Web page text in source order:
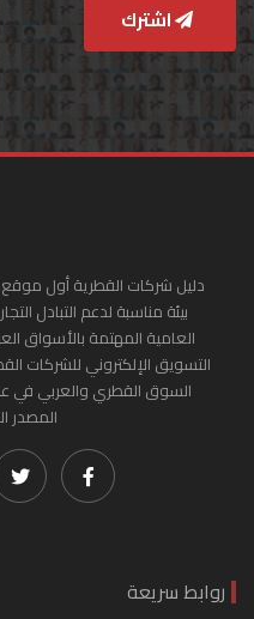
اشترك
دليل شركات القطرية أول
بيئة مناسبة لدعم التبادل
العامية المهتمة بالأسواق
التسويق الإلكتروني للشركات
السوق القطري والعربي في
المصدر
روابط سريعة